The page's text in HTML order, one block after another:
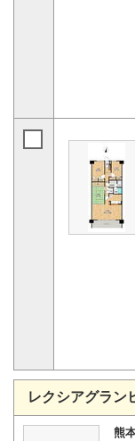
レクシアグラン
熊